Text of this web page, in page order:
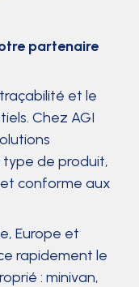
partenaire
et le
Chez AGI
de produit,
conforme aux
Europe et
rapidement le
: minivan,